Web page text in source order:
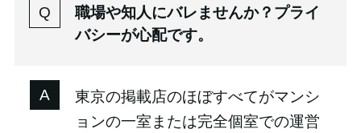
職場や知人にバレませんか？プライ
バシーが心配です。
東京の掲載店のほぼすべてがマンシ
ョンの一室または完全個室での運営